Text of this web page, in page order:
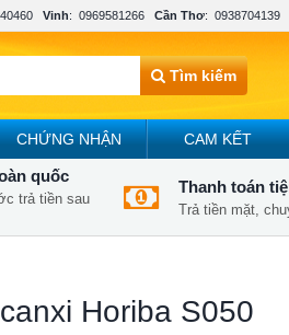
Vinh: 0969581266 Cần Thơ: 0938704139
Tìm kiếm
CHỨNG NHẬN CAM KẾT
quốc
trả tiền sau
Thanh toán
Trả tiền mặt,
Horiba S050